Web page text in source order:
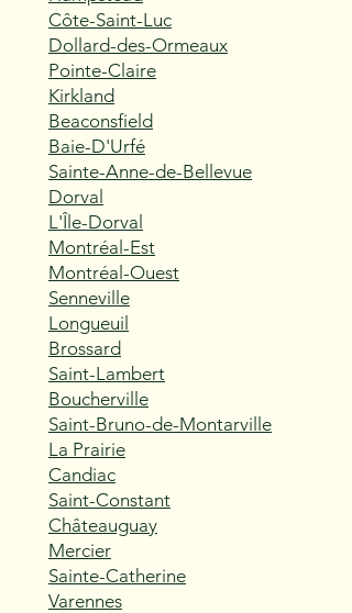
Côte-Saint-Luc
Dollard-des-Ormeaux
Pointe-Claire
Kirkland
Beaconsfield
Baie-D'Urfé
Sainte-Anne-de-Bellevue
Dorval
L'Île-Dorval
Montréal-Est
Montréal-Ouest
Senneville
Longueuil
Brossard
Saint-Lambert
Boucherville
Saint-Bruno-de-Montarville
La Prairie
Candiac
Saint-Constant
Châteauguay
Mercier
Sainte-Catherine
Varennes